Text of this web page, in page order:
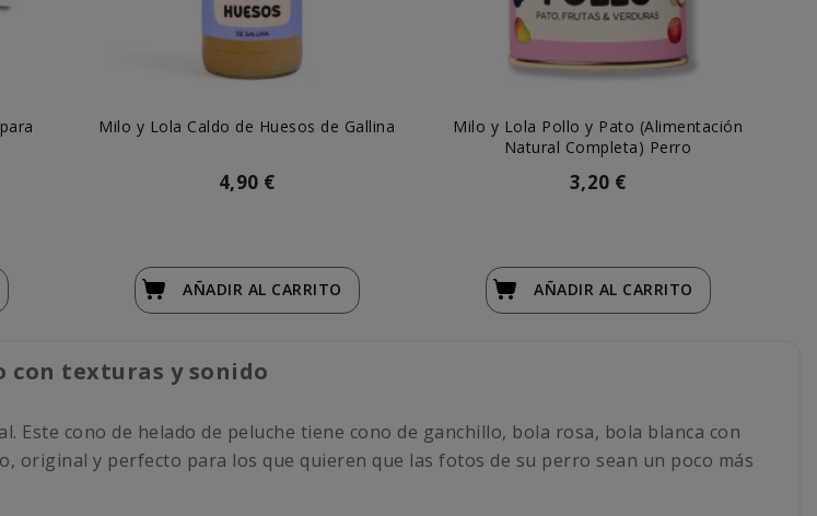
Milo y Lola Caldo de Huesos de Gallina
4,90 €
AÑADIR AL CARRITO
Milo y Lola Pollo y Pato (Alimentación
Natural Completa) Perro
3,20 €
AÑADIR AL CARRITO
con texturas y sonido
cono de helado de peluche tiene cono de ganchillo, bola rosa, bola blanca con
original y perfecto para los que quieren que las fotos de su perro sean un poco más